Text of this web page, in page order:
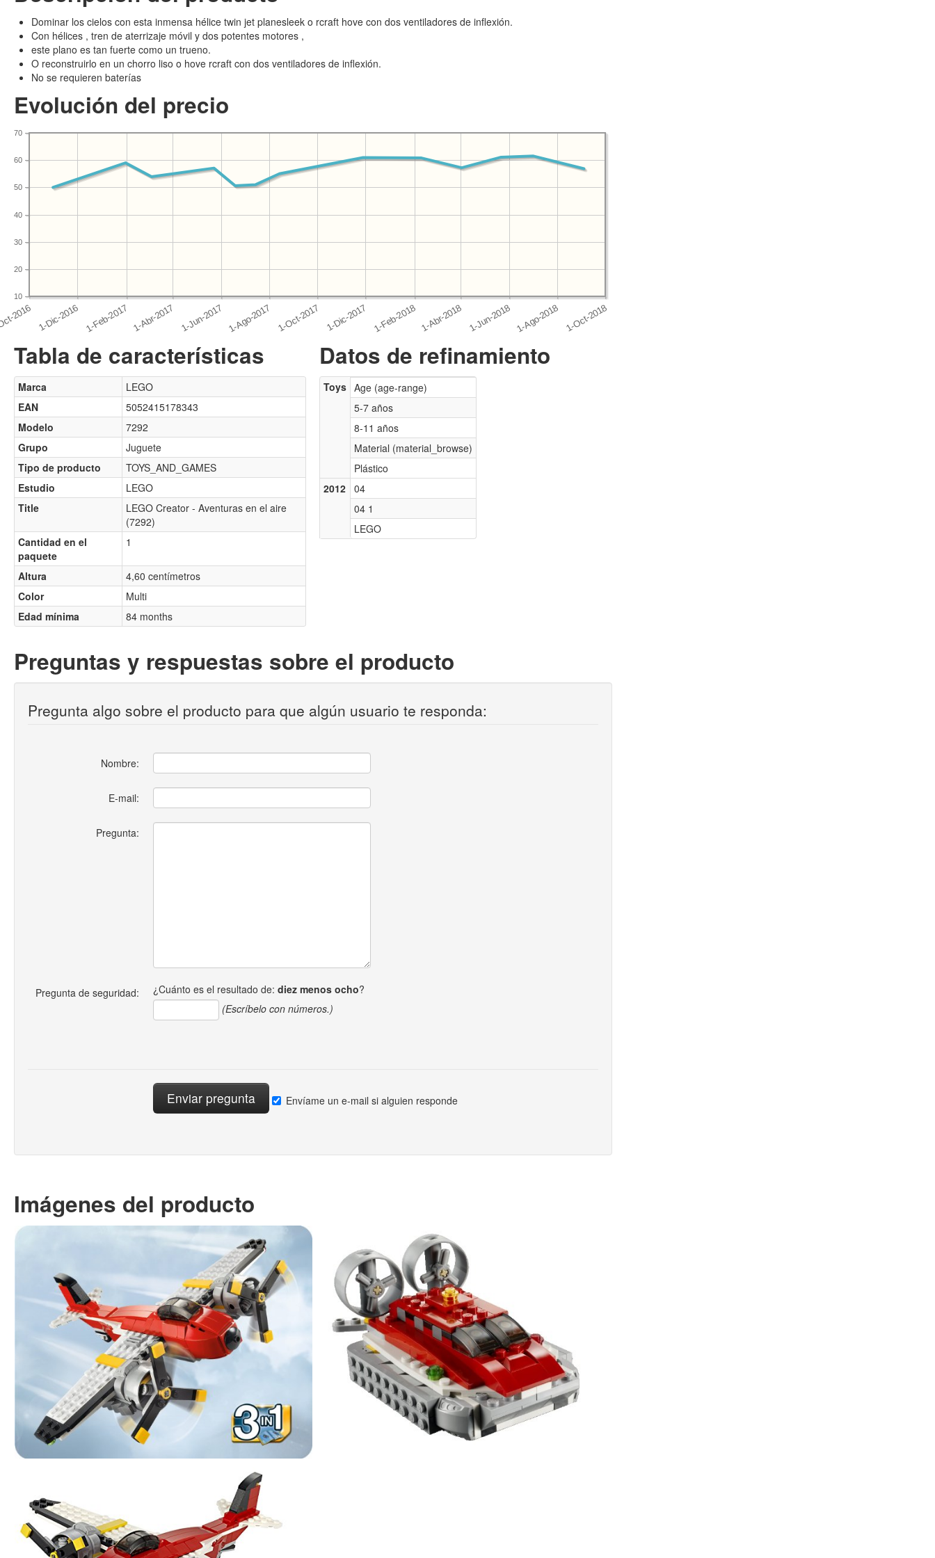
Dominar los cielos con esta inmensa hélice twin jet planesleek o rcraft hove con dos ventiladores de inflexión.
Con hélices , tren de aterrizaje móvil y dos potentes motores ,
este plano es tan fuerte como un trueno.
O reconstruirlo en un chorro liso o hove rcraft con dos ventiladores de inflexión.
No se requieren baterías
Evolución del precio
10
20
30
40
50
60
70
Tabla de características
Marca
LEGO
EAN
5052415178343
Modelo
7292
Grupo
Juguete
Tipo de producto
TOYS_AND_GAMES
Estudio
LEGO
Title
LEGO Creator - Aventuras en el aire
(7292)
Cantidad en el
paquete
1
Altura
4,60 centímetros
Color
Multi
Edad mínima
84 months
Datos de refinamiento
Toys Age (age-range)
5-7 años
8-11 años
Material (material_browse)
Plástico
2012
04
04 1
LEGO
Preguntas y respuestas sobre el producto
Pregunta algo sobre el producto para que algún usuario te responda:
Nombre:
E-mail:
Pregunta:
Pregunta de seguridad: ¿Cuánto es el resultado de: diez menos ocho?
(Escríbelo con números.)
Envíame un e-mail si alguien responde
Imágenes del producto